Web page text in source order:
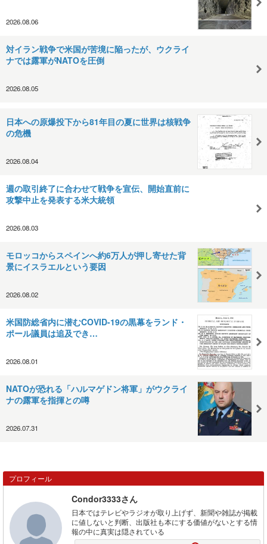
2026.08.06
対イラン戦争で米国が苦境に陥ったが、ウクライ
ナでは露軍がNATOを圧倒
2026.08.05
日本への原爆投下から81年目の夏に世界は核戦争
の危機
2026.08.04
週の取引終了に合わせて戦争を宣伝、開始直前に
攻撃中止を発表する米大統領
2026.08.03
モロッコからスペインへ約6万人が押し寄せた背
景にイスラエルという要因
2026.08.02
米国防総省内に潜むCOVID-19の黒幕をランド・
ポール議員は追及でき…
2026.08.01
NATOが恐れる「ハルマゲドン将軍」がウクライ
ナの露軍を指揮との噂
2026.07.31
プロフィール
Condor3333さん
日本ではテレビやラジオが取り上げず、新聞や雑誌が掲載
に値しないと判断、出版社も本にする価値がないとする情
報の中に真実は隠されている